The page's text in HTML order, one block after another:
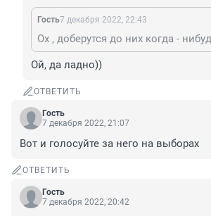
Гость7 декабря 2022, 22:43
Ой, да ладно))
ОТВЕТИТЬ
Гость
7 декабря 2022, 21:07
Вот и голосуйте за него на выборах
ОТВЕТИТЬ
Гость
7 декабря 2022, 20:42